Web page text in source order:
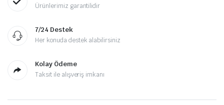
Ürünlerimiz garantilidir
7/24 Destek
Her konuda destek alabilirsiniz
Kolay Ödeme
Taksit ile alışveriş imkanı